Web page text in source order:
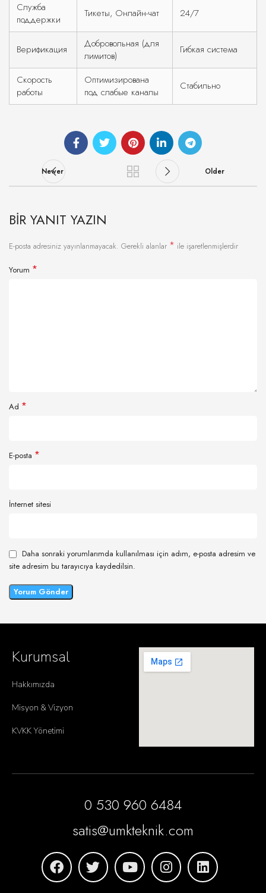
Служба
поддержки
Тикеты, Онлайн-чат 24/7
Верификация
Добровольная (для
лимитов)
Гибкая система
Скорость
работы
Оптимизирована
под слабые каналы
Стабильно
Newer Older
BIR YANIT YAZIN
E-posta adresiniz yayınlanmayacak. Gerekli alanlar * ile işaretlenmişlerdir
Yorum *
Ad *
E-posta *
İnternet sitesi
Daha sonraki yorumlarımda kullanılması için adım, e-posta adresim ve
site adresim bu tarayıcıya kaydedilsin.
Kurumsal
Hakkımızda
Misyon & Vizyon
KVKK Yönetimi
0 530 960 6484
satis@umkteknik.com